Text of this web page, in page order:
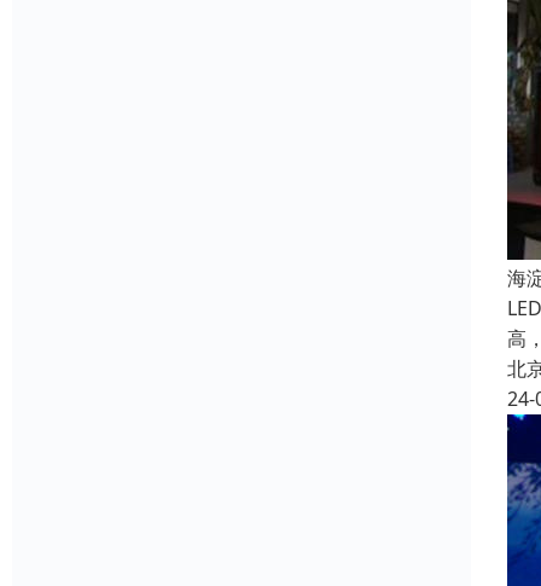
海
高
北
24-